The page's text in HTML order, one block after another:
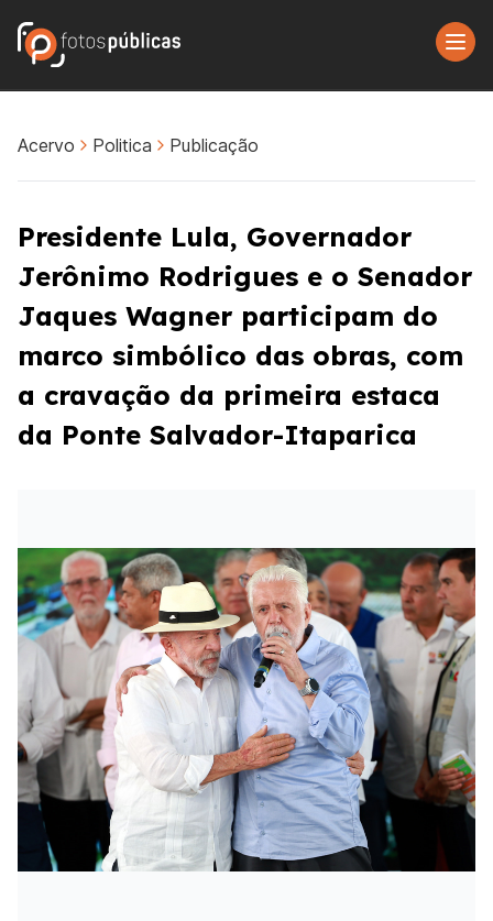
Acervo Politica Publicação
Presidente Lula, Governador
Jerônimo Rodrigues e o Senador
Jaques Wagner participam do
marco simbólico das obras, com
a cravação da primeira estaca
da Ponte Salvador-Itaparica